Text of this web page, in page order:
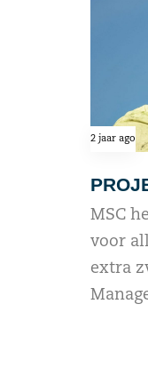
2 jaar ago
MSC
voor
extra